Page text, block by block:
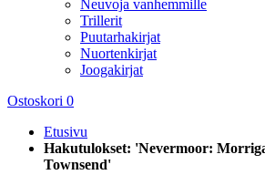
Neuvoja vanhemmille
Trillerit
Puutarhakirjat
Nuortenkirjat
Joogakirjat
Ostoskori 0
Etusivu
Hakutulokset: 'Nevermoor:
Townsend'